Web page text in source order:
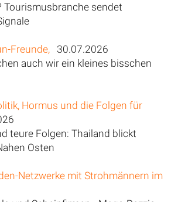
Tourismusbranche sendet
Freunde,30.07.2026
auch wir ein kleines bisschen
Hormus und die Folgen für
teure Folgen: Thailand blickt
Osten
Netzwerke mit Strohmännern im